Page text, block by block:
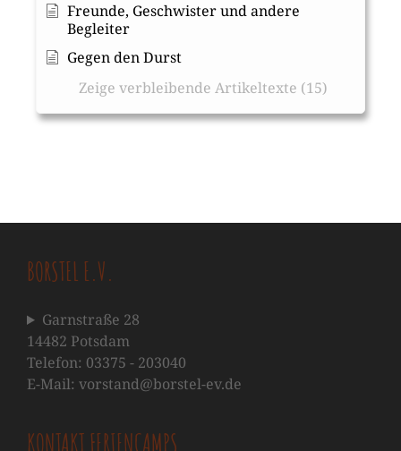
Freunde, Geschwister und andere
Begleiter
Gegen den Durst
Zeige verbleibende Artikeltexte (15)
BORSTEL E.V.
Garnstraße 28
14482 Potsdam
Telefon: 03375 - 203040
E-Mail: vorstand@borstel-ev.de
KONTAKT FERIENCAMPS